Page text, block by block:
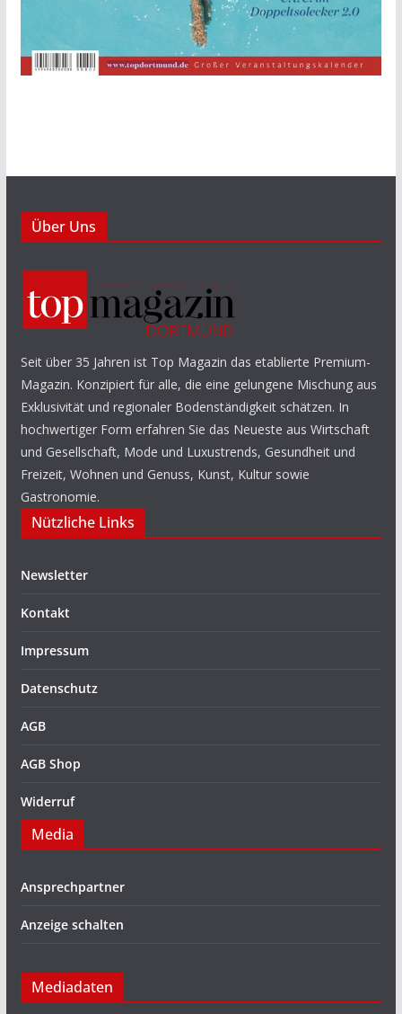
Über Uns
Seit über 35 Jahren ist Top Magazin das etablierte Premium-
Magazin. Konzipiert für alle, die eine gelungene Mischung aus
Exklusivität und regionaler Bodenständigkeit schätzen. In
hochwertiger Form erfahren Sie das Neueste aus Wirtschaft
und Gesellschaft, Mode und Luxustrends, Gesundheit und
Freizeit, Wohnen und Genuss, Kunst, Kultur sowie
Gastronomie.
Nützliche Links
Newsletter
Kontakt
Impressum
Datenschutz
AGB
AGB Shop
Widerruf
Media
Ansprechpartner
Anzeige schalten
Mediadaten